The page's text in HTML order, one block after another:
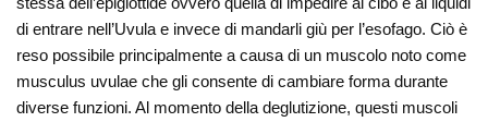
di entrare nell’Uvula e invece di mandarli giù per l’esofago. Ciò è
reso possibile principalmente a causa di un muscolo noto come
musculus uvulae che gli consente di cambiare forma durante
diverse funzioni. Al momento della deglutizione, questi muscoli